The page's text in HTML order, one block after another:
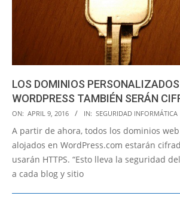
LOS DOMINIOS
WORDPRESS TAMBIÉN SERÁN
2016-
04-
09
ON: APRIL 9, 2016 IN: SEGURIDAD INFORMÁTICA
A partir de ahora, todos los dominios
alojados en WordPress.com estarán
usarán HTTPS. “Esto lleva la seguridad
a cada blog y sitio